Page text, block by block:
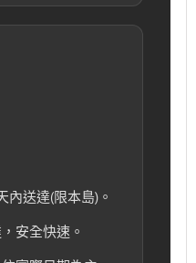
內送達(限本島)。
安全快速。